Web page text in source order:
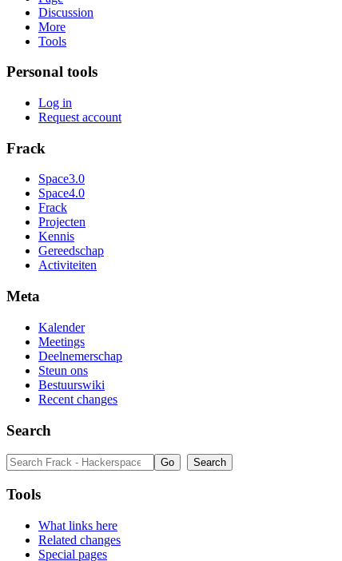
Discussion
More
Tools
Personal tools
Log in
Request account
Frack
Space3.0
Space4.0
Frack
Projecten
Kennis
Gereedschap
Activiteiten
Meta
Kalender
Meetings
Deelnemerschap
Steun ons
Bestuurswiki
Recent changes
Search
Tools
What links here
Related changes
Special pages